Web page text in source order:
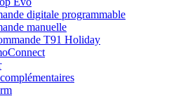
digitale programmable
manuelle
T91 Holiday